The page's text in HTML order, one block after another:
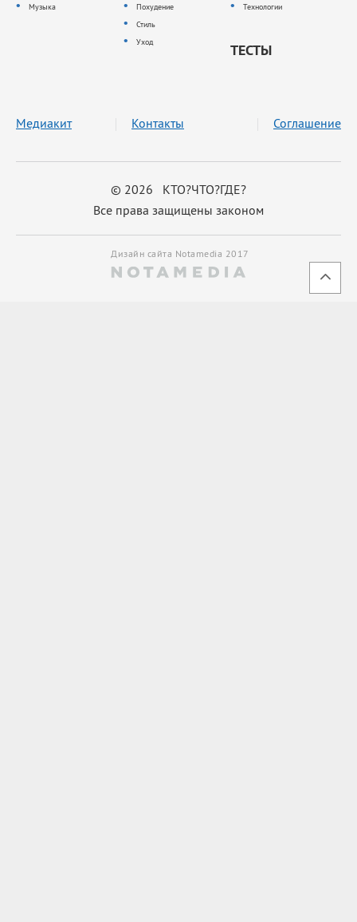
Музыка
Похудение
Стиль
Уход
Технологии
ТЕСТЫ
© 2026 КТО?ЧТО?ГДЕ?
Все права защищены законом
Медиакит Контакты Соглашение
Дизайн сайта Notamedia 2017